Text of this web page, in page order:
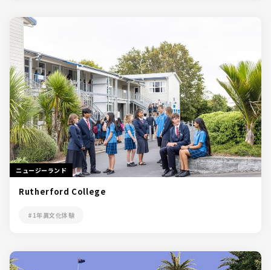
ニュージーランド
Rutherford College
#1年異文化体験